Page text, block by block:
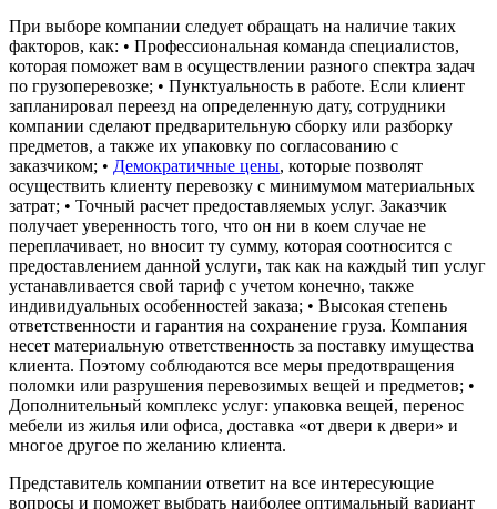
При выборе компании следует обращать на наличие таких
факторов, как: • Профессиональная команда специалистов,
которая поможет вам в осуществлении разного спектра задач
по грузоперевозке; • Пунктуальность в работе. Если клиент
запланировал переезд на определенную дату, сотрудники
компании сделают предварительную сборку или разборку
предметов, а также их упаковку по согласованию с
заказчиком; • Демократичные цены, которые позволят
осуществить клиенту перевозку с минимумом материальных
затрат; • Точный расчет предоставляемых услуг. Заказчик
получает уверенность того, что он ни в коем случае не
переплачивает, но вносит ту сумму, которая соотносится с
предоставлением данной услуги, так как на каждый тип услуг
устанавливается свой тариф с учетом конечно, также
индивидуальных особенностей заказа; • Высокая степень
ответственности и гарантия на сохранение груза. Компания
несет материальную ответственность за поставку имущества
клиента. Поэтому соблюдаются все меры предотвращения
поломки или разрушения перевозимых вещей и предметов; •
Дополнительный комплекс услуг: упаковка вещей, перенос
мебели из жилья или офиса, доставка «от двери к двери» и
многое другое по желанию клиента.
Представитель компании ответит на все интересующие
вопросы и поможет выбрать наиболее оптимальный вариант